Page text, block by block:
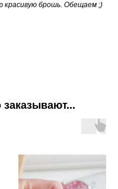
красивую брошь. Обещаем ;)